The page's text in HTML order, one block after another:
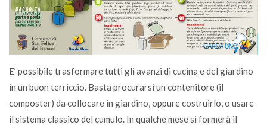
E’ possibile trasformare tutti gli avanzi di cucina e del giardino
in un buon terriccio. Basta procurarsi un contenitore (il
composter) da collocare in giardino, oppure costruirlo, o usare
il sistema classico del cumulo. In qualche mese si formerà il